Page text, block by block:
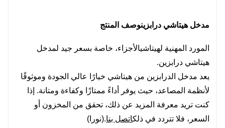
وقطر وغيرها) وأمريكا الجنوبية وتشيلي والمكسيك.
مدخل هيتاشي درابزينوصف المنتج
المورد المهنية لهيتاشيالأجزاء، خاصة بسعر جيد لمدخل
هيتاشي درابزين.
يعد مدخل الدرابزين من هيتاشي خيارًا عالي الجودة وموثوقًا
لأنظمة المصاعد، حيث يوفر أداءً ممتازًا وكفاءة ومتانة. إذا
كنت تريد معرفة المزيد عن ذلك، تحقق من المخزون أو
السعر، فلا تتردد في ذلكاتصل بنا.(نورا)